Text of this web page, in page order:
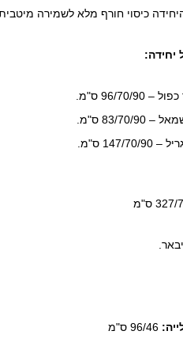
כיסוי חורף מלא לשמירה
יחידה:
70/90 ס"מ.
70/90 ס"מ.
70/90 ס"מ.
90 ס"מ
96/46 ס"מ